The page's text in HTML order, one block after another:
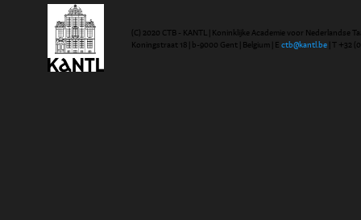
(C) 2020 CTB - KANTL | Koninklijke Academie voor Nederlandse
Koningstraat 18 | b-9000 Gent | Belgium | E ctb@kantl.be | T +32